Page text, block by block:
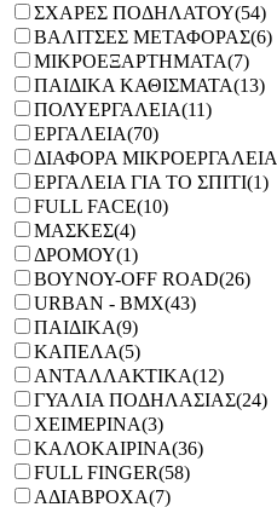
ΣΧΑΡΕΣ ΠΟΔΗΛΑΤΟΥ(54)
ΒΑΛΙΤΣΕΣ ΜΕΤΑΦΟΡΑΣ(6)
ΜΙΚΡΟΕΞΑΡΤΗΜΑΤΑ(7)
ΠΑΙΔΙΚΑ ΚΑΘΙΣΜΑΤΑ(13)
ΠΟΛΥΕΡΓΑΛΕΙΑ(11)
ΕΡΓΑΛΕΙΑ(70)
ΔΙΑΦΟΡΑ ΜΙΚΡΟΕΡΓΑΛΕΙΑ
ΕΡΓΑΛΕΙΑ ΓΙΑ ΤΟ ΣΠΙΤΙ(1)
FULL FACE(10)
ΜΑΣΚΕΣ(4)
ΔΡΟΜΟΥ(1)
ΒΟΥΝΟΥ-OFF ROAD(26)
URBAN - ΒΜΧ(43)
ΠΑΙΔΙΚΑ(9)
ΚΑΠΕΛΑ(5)
ΑΝΤΑΛΛΑΚΤΙΚΑ(12)
ΓΥΑΛΙΑ ΠΟΔΗΛΑΣΙΑΣ(24)
ΧΕΙΜΕΡΙΝΑ(3)
ΚΑΛΟΚΑΙΡΙΝΑ(36)
FULL FINGER(58)
ΑΔΙΑΒΡΟΧΑ(7)